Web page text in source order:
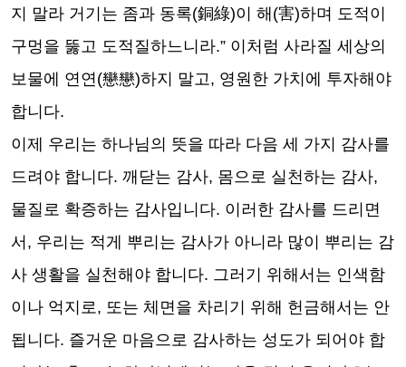
지 말라 거기는 좀과 동록(銅綠)이 해 (害)하며 도적이
구멍을 뚫고 도적질하느니라.” 이처럼 사라질 세상의
보물에 연연(戀戀)하지 말고, 영원한 가치에 투자해야
합니다.
이제 우리는 하나님의 뜻을 따라 다음 세 가지 감사를
드려야 합니다. 깨닫는 감사, 몸으로 실천하는 감사,
물질로 확증하는 감사입니다. 이러한 감사를 드리면
서 , 우리는 적게 뿌리는 감사가 아니라 많이 뿌리는 감
사 생활을 실천해야 합니다. 그러기 위해서는 인색함
이나 억지로, 또는 체면을 차리기 위해 헌금해서는 안
됩니다. 즐거운 마음으로 감사하는 성도가 되어야 합